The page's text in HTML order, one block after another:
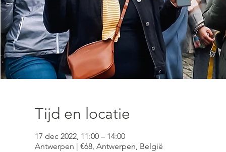
Tijd en locatie
17 dec 2022, 11:00 – 14:00
Antwerpen | €68, Antwerpen, België